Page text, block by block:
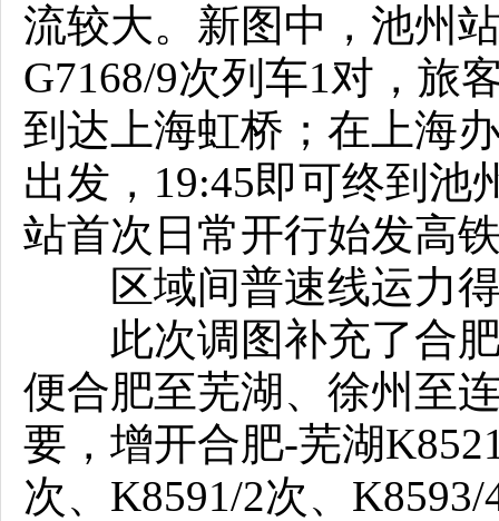
流较大。新图中，池州
G7168/9次列车1对，旅
到达上海虹桥；在上海
出发，19:45即可终到池
站首次日常开行始发高
区域间普速线运力得
此次调图补充了合肥
便合肥至芜湖、徐州至
要，增开合肥-芜湖
次、K8591/2次、